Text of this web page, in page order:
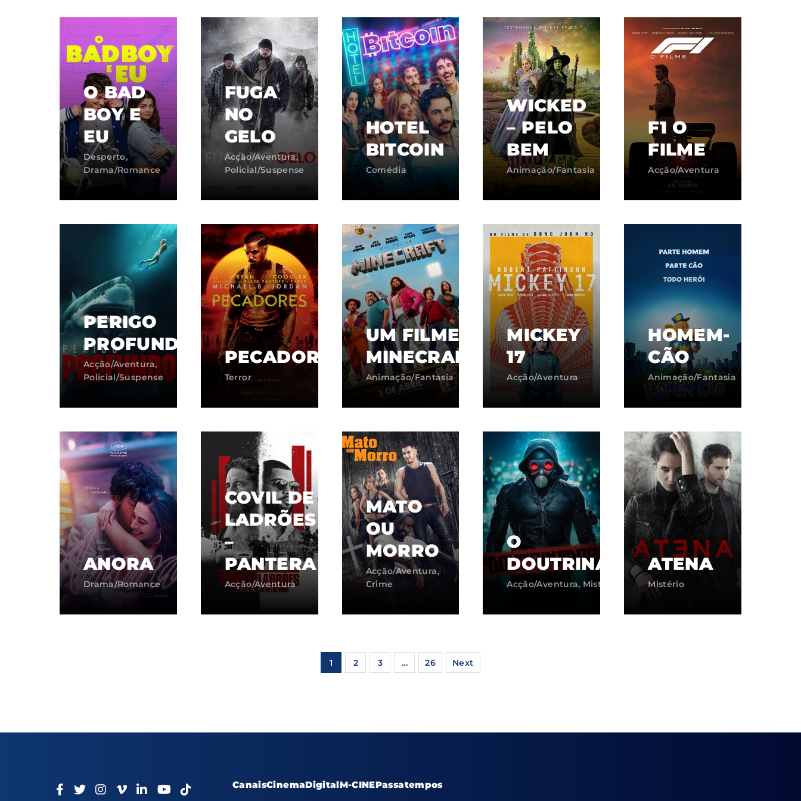
O BAD
BOY E
EU
Desporto
Drama/Romance
FUGA
NO
GELO
Acção/Aventura
Policial/Suspense
HOTEL
BITCOIN
Comédia
WICKED
– PELO
BEM
Animação/Fantasia
F1 O
FILME
Acção/Aventura
PERIGO
PROFUNDO
Acção/Aventura
Policial/Suspense
PECADORES
Terror
UM FILME
MINECRAFT
Animação/Fantasia
MICKEY
17
Acção/Aventura
HOMEM-
CÃO
Animação/Fantasia
ANORA
Drama/Romance
COVIL DE
LADRÕES
–
PANTERA
Acção/Aventura
MATO
OU
MORRO
Acção/Aventura
Crime
O
DOUTRINADOR
Acção/Aventura Mistério
ATENA
Mistério
1 2 3 … 26 Next
CanaisCinemaDigitalM-CINEPassatempos
Remember Me Lost Your Password?
By signing in, you agree toour terms and conditions and ourprivacy
policy.